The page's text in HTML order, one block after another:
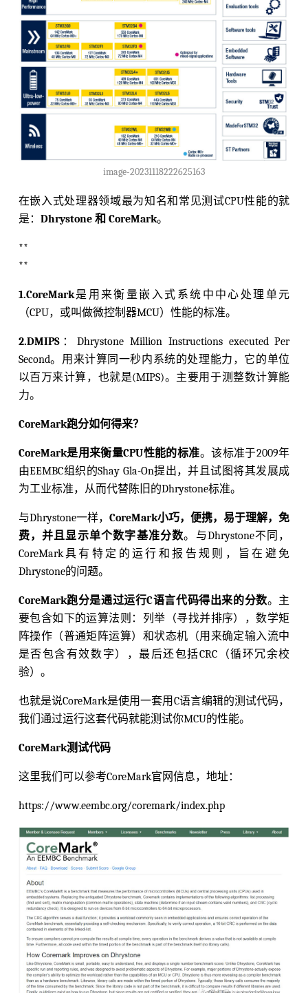
image-20231118222625163
在嵌入式处理器领域最为知名和常见测试CPU性能的就
是： Dhrystone 和 CoreMark。
**
**
1.CoreMark是用来衡量嵌入式系统中中心处理单元
（CPU，或叫做微控制器MCU）性能的标准。
2.DMIPS：Dhrystone Million Instructions executed Per
Second。用来计算同一秒内系统的处理能力，它的单位
以百万来计算，也就是(MIPS)。主要用于测整数计算能
力。
CoreMark跑分如何得来？
CoreMark是用来衡量CPU性能的标准。该标准于2009年
由EEMBC组织的Shay Gla-On提出，并且试图将其发展成
为工业标准，从而代替陈旧的Dhrystone标准。
与Dhrystone一样， CoreMark小巧，便携，易于理解，免
费，并且显示单个数字基准分数。与Dhrystone不同，
CoreMark具有特定的运行和报告规则，旨在避免
Dhrystone的问题。
CoreMark跑分是通过运行C语言代码得出来的分数。主
要包含如下的运算法则：列举（寻找并排序），数学矩
阵操作（普通矩阵运算）和状态机（用来确定输入流中
是否包含有效数字），最后还包括CRC（循环冗余校
验）。
也就是说CoreMark是使用一套用C语言编辑的测试代码，
我们通过运行这套代码就能测试你MCU的性能。
CoreMark测试代码
这里我们可以参考CoreMark官网信息，地址：
https://www.eembc.org/coremark/index.php